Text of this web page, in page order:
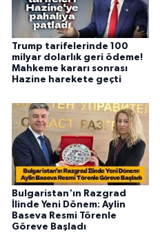
Trump tarifelerinde 100
milyar dolarlık geri ödeme!
Mahkeme kararı sonrası
Hazine harekete geçti
Bulgaristan'ın Razgrad
İlinde Yeni Dönem: Aylin
Baseva Resmi Törenle
Göreve Başladı